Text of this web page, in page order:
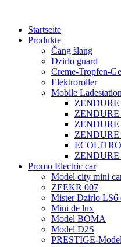
Startseite
Produkte
Čang šlang
Dzirlo guard
Creme-Tropfen-
Elektroroller
Mobile
ZENDURE
ZENDURE
ZENDURE
Promo Electric car
Model city mini
ZEEKR 007
Mister Dzirlo LS6
Mini de lux
Model BOMA
Model D2S
PRESTIGE-